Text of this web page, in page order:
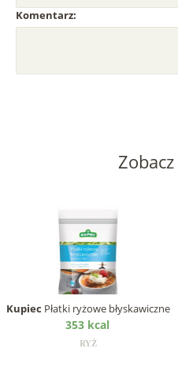
Komentarz:
Zobacz
Kupiec Płatki ryżowe błyskawiczne
353 kcal
RYŻ